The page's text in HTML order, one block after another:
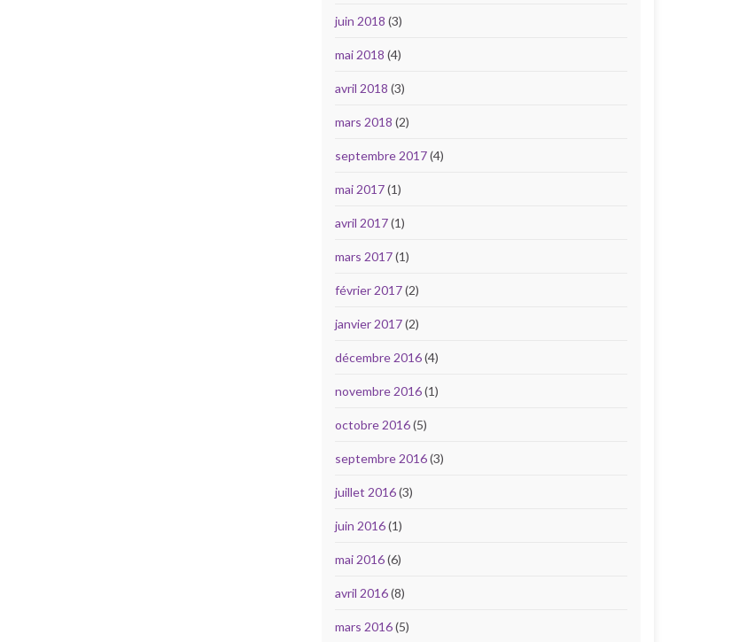
juin 2018 (3)
mai 2018 (4)
avril 2018 (3)
mars 2018 (2)
septembre 2017(4)
mai 2017(1)
avril 2017(1)
mars 2017(1)
février 2017(2)
janvier 2017(2)
décembre 2016(4)
novembre 2016(1)
octobre 2016(5)
septembre 2016(3)
juillet 2016(3)
juin 2016(1)
mai 2016(6)
avril 2016(8)
mars 2016(5)